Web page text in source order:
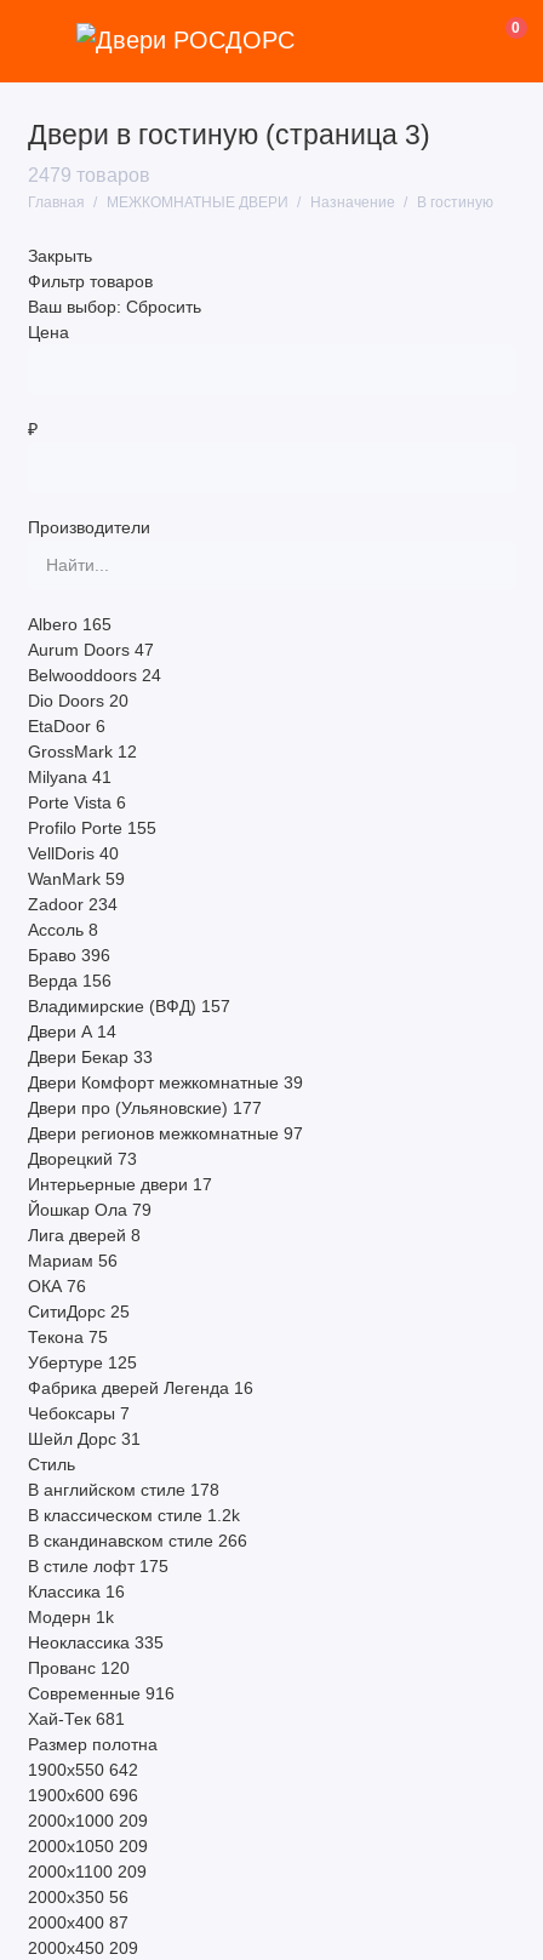
0
Двери в гостиную (страница 3)
2479 товаров
Главная МЕЖКОМНАТНЫЕ ДВЕРИ Назначение В гостиную
Закрыть
Фильтр товаров
Ваш выбор: Сбросить
Цена
₽
Производители
Albero 165
Aurum Doors 47
Belwooddoors 24
Dio Doors 20
EtaDoor 6
GrossMark 12
Milyana 41
Porte Vista 6
Profilo Porte 155
VellDoris 40
WanMark 59
Zadoor 234
Ассоль 8
Браво 396
Верда 156
Владимирские (ВФД) 157
Двери А 14
Двери Бекар 33
Двери Комфорт межкомнатные 39
Двери про (Ульяновские) 177
Двери регионов межкомнатные 97
Дворецкий 73
Интерьерные двери 17
Йошкар Ола 79
Лига дверей 8
Мариам 56
ОКА 76
СитиДорс 25
Текона 75
Убертуре 125
Фабрика дверей Легенда 16
Чебоксары 7
Шейл Дорс 31
Стиль
В английском стиле 178
В классическом стиле 1.2k
В скандинавском стиле 266
В стиле лофт 175
Классика 16
Модерн 1k
Неоклассика 335
Прованс 120
Современные 916
Хай-Тек 681
Размер полотна
1900х550 642
1900х600 696
2000х1000 209
2000х1050 209
2000х1100 209
2000х350 56
2000х400 87
2000х450 209
Покрытие
Назначение
Цвет
Система открывания
Другие параметры
Производитель
По наличию
Страна